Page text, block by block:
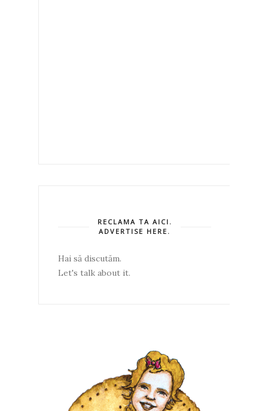
RECLAMA TA AICI.
ADVERTISE HERE.
Hai să discutăm.
Let's talk about it.